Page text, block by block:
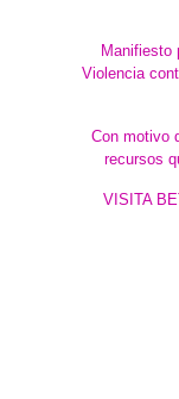
Manifiesto
Violencia
Con motivo
recursos
VISITA